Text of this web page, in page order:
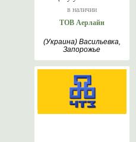
в наличии
ТОВ Аерлайн
(Украина) Васильевка,
Запорожье